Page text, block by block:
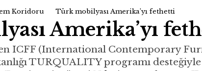
Koridoru Türk mobilyası Amerika’yı fethetti
Amerika’yı
ICFF (International Contemporary
TURQUALITY programı